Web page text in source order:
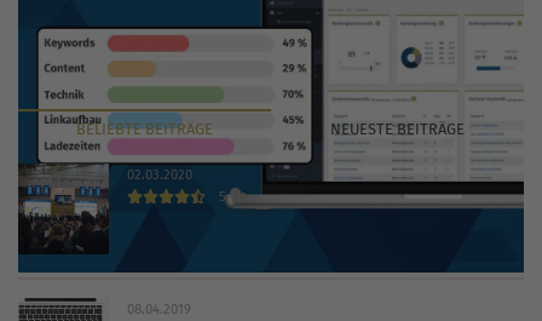
BELIEBTEBEITRÄGE NEUESTEBEITRÄGE
02.03.2020
5
08.04.2019